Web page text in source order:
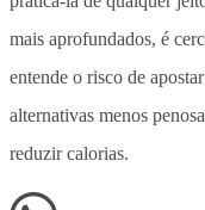
mais aprofundados, é
entende o risco de
alternativas menos
reduzir calorias.